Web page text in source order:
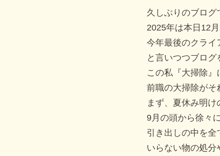
久しぶりのブログ
2025年は本日12
今年最後のクライ
と言いつつブログ
この私『大掃除』
前職の大掃除がそ
まず、夏休み明け
9月の頭から徐々
引き出しの中を全
いらない物の処分